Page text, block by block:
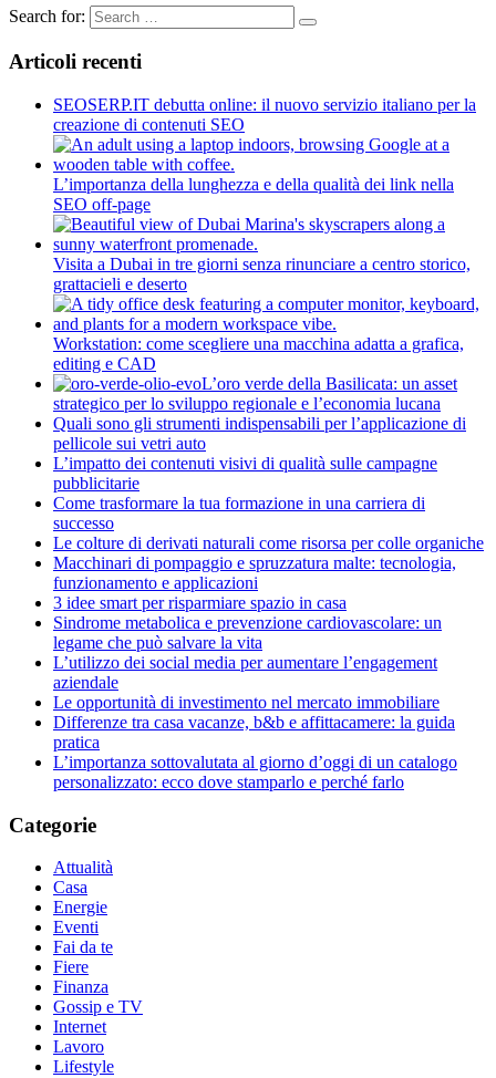
Search for:
Articoli recenti
SEOSERP.IT debutta online: il nuovo servizio italiano per la
creazione di contenuti SEO
L’importanza della lunghezza e della qualità dei link nella
SEO off-page
Visita a Dubai in tre giorni senza rinunciare a centro storico,
grattacieli e deserto
Workstation: come scegliere una macchina adatta a grafica,
editing e CAD
L’oro verde della Basilicata: un asset
strategico per lo sviluppo regionale e l’economia lucana
Quali sono gli strumenti indispensabili per l’applicazione di
pellicole sui vetri auto
L’impatto dei contenuti visivi di qualità sulle campagne
pubblicitarie
Come trasformare la tua formazione in una carriera di
successo
Le colture di derivati naturali come risorsa per colle organiche
Macchinari di pompaggio e spruzzatura malte: tecnologia,
funzionamento e applicazioni
3 idee smart per risparmiare spazio in casa
Sindrome metabolica e prevenzione cardiovascolare: un
legame che può salvare la vita
L’utilizzo dei social media per aumentare l’engagement
aziendale
Le opportunità di investimento nel mercato immobiliare
Differenze tra casa vacanze, b&b e affittacamere: la guida
pratica
L’importanza sottovalutata al giorno d’oggi di un catalogo
personalizzato: ecco dove stamparlo e perché farlo
Categorie
Attualità
Casa
Energie
Eventi
Fai da te
Fiere
Finanza
Gossip e TV
Internet
Lavoro
Lifestyle